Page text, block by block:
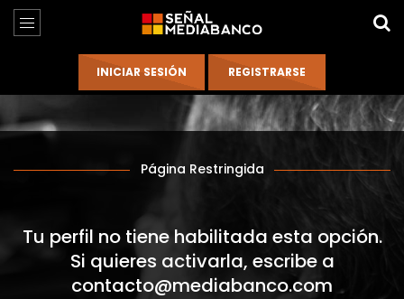
Página Restringida
Tu perfil no tiene habilitada esta opción.
Si quieres activarla, escribe a
contacto@mediabanco.com